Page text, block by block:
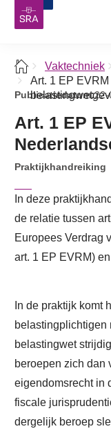
Vaktechniek
Art. 1 EP
Publicatiedatum:22-
Art. 1 EP
Praktijkhandreiking
In deze
de relatie tussen
Europees Verdrag
art. 1 EP EVRM)
In de praktijk komt
belastingplichtigen
belastingwet
beroepen zich dan
eigendomsrecht in
fiscale
dergelijk beroep